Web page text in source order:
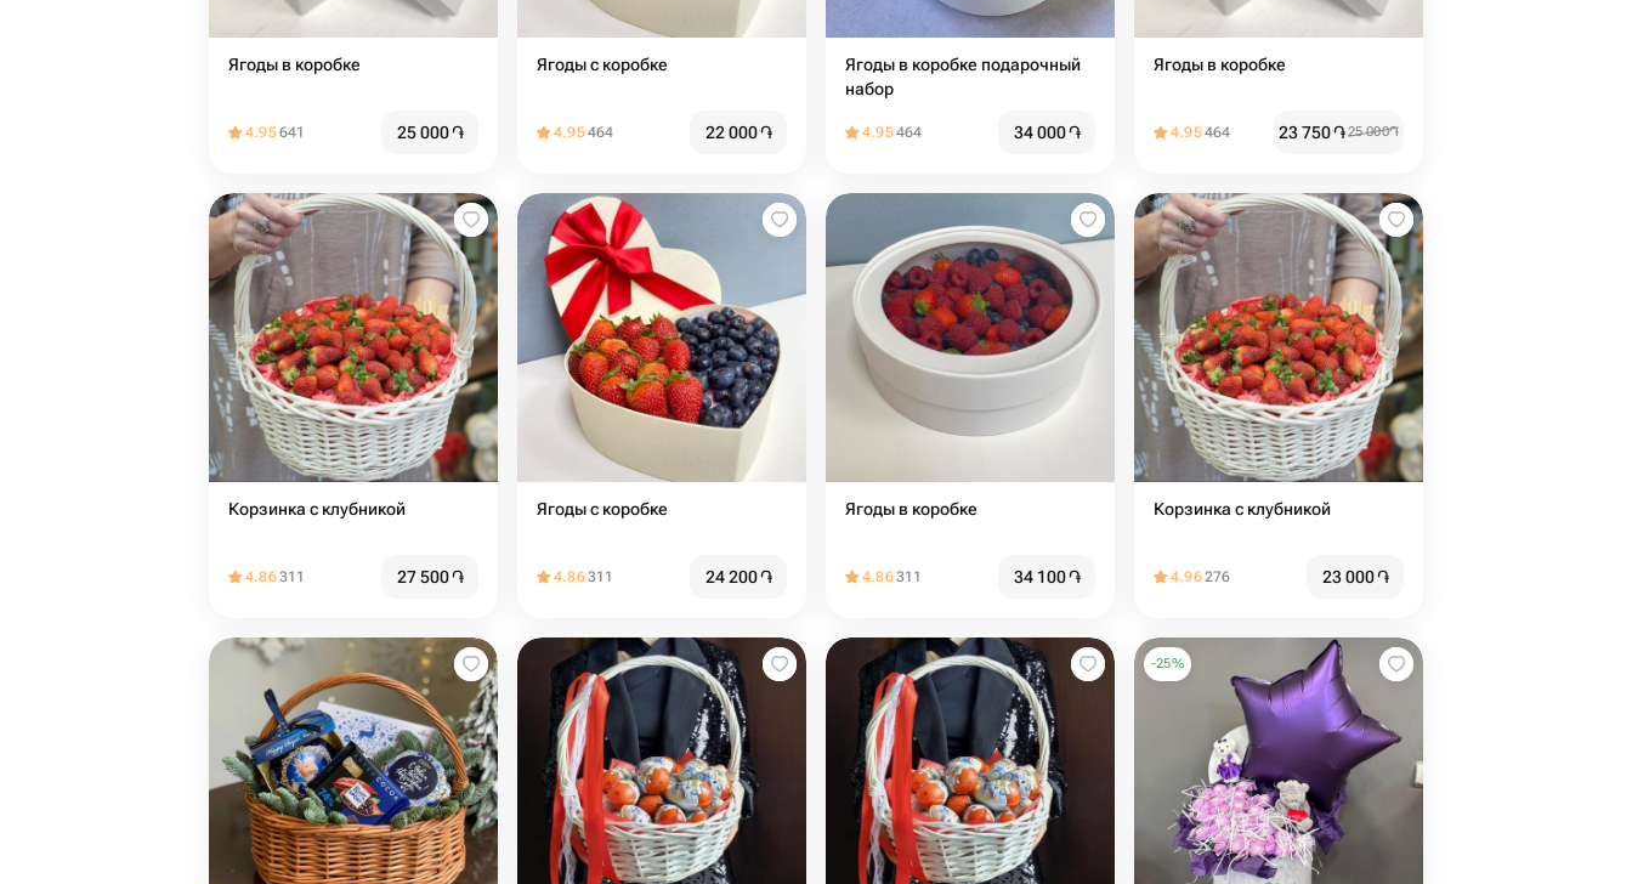
Ягоды в коробке
4.95641 25 000֏
Ягоды с коробке
4.95464 22 000֏
Ягоды в коробке подарочный
набор
4.95464 34 000֏
Ягоды в коробке
4.95464 23 750֏25 000֏
Корзинка с клубникой
4.86311 27 500֏
Ягоды с коробке
4.86311 24 200֏
Ягоды в коробке
4.86311 34 100֏
Корзинка с клубникой
4.96276 23 000֏
-25%